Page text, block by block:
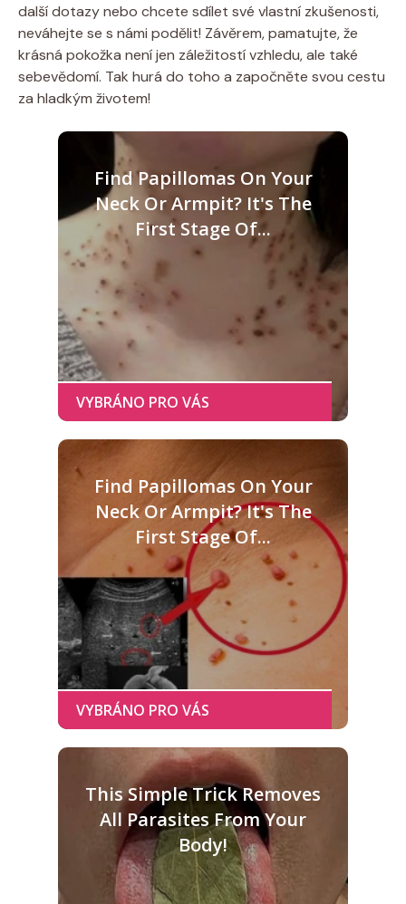
další dotazy nebo chcete sdílet své vlastní zkušenosti,
neváhejte se s námi podělit! Závěrem, pamatujte, že
krásná pokožka není jen záležitostí vzhledu, ale také
sebevědomí. Tak hurá do toho a započněte svou cestu
za hladkým životem!
Find Papillomas On Your
Neck Or Armpit? It's The
First Stage Of...
Find Papillomas On Your
Neck Or Armpit? It's The
First Stage Of...
This Simple Trick Removes
All Parasites From Your
Body!